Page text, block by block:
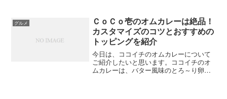
ています。「じゃがりこ 辛いやつ」の特
徴は、生地に赤...
グルメ
ＣｏＣｏ壱のオムカレーは絶品！
カスタマイズのコツとおすすめの
トッピングを紹介
今日は、ココイチのオムカレーについて
ご紹介したいと思います。ココイチのオ
ムカレーは、バター風味のとろ～り卵と